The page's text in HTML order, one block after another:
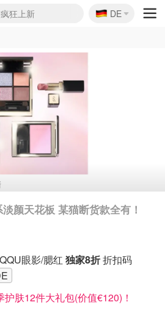
抢！
狂上新
大促
随时失效
家85折
额外叠85折
促！每日更新
5折起+叠9折
仅€192
🇩🇪
DE
颜天花板 某猫断货款全有！
眼影/腮红 独家8折折扣码
肤12件大礼包(价值€120)！